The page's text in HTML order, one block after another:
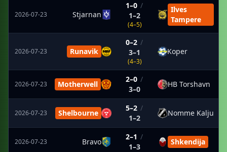
2026-07-23 Stjarnan
1–0 /
1–2
(4–5)
Ilves
Tampere
2026-07-23 Runavik
0–2 /
3–1
(4–3)
Koper
2026-07-23 Motherwell
2–0 /
3–0
HB Torshavn
2026-07-23 Shelbourne
5–2 /
1–2
Nomme Kalju
2026-07-23 Bravo
2–1 /
1–3
Shkendija